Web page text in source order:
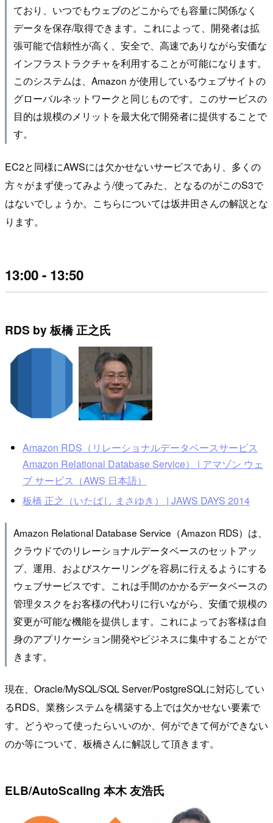
ており、いつでもウェブのどこからでも容量に関係なく
データを保存/取得できます。これによって、開発者は拡
張可能で信頼性が高く、安全で、高速でありながら安価な
インフラストラクチャを利用することが可能になります。
このシステムは、Amazon が使用しているウェブサイトの
グローバルネットワークと同じものです。このサービスの
目的は規模のメリットを最大化で開発者に提供することで
す。
EC2と同様にAWSには欠かせないサービスであり、多くの
方々がまず使ってみよう/使ってみた、となるのがこのS3で
はないでしょうか。こちらについては坂井田さんの解説とな
ります。
13:00 - 13:50
RDS by 板橋 正之氏
Amazon RDS（リレーショナルデータベースサービス
Amazon Relational Database Service） | アマゾン ウェ
ブ サービス（AWS 日本語）
板橋 正之（いたばし まさゆき） | JAWS DAYS 2014
Amazon Relational Database Service（Amazon RDS）は、
クラウドでのリレーショナルデータベースのセットアッ
プ、運用、およびスケーリングを容易に行えるようにする
ウェブサービスです。これは手間のかかるデータベースの
管理タスクをお客様の代わりに行いながら、安価で規模の
変更が可能な機能を提供します。これによってお客様は自
身のアプリケーション開発やビジネスに集中することがで
きます。
現在、Oracle/MySQL/SQL Server/PostgreSQLに対応してい
るRDS。業務システムを構築する上では欠かせない要素で
す。どうやって使ったらいいのか、何ができて何ができない
のか等について、板橋さんに解説して頂きます。
ELB/AutoScaling 本木 友浩氏